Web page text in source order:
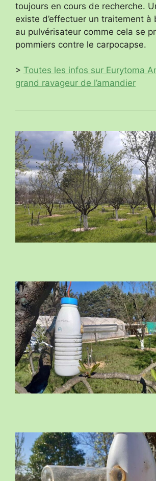
toujours en cours de recherche.
existe d’effectuer un traitement à
au pulvérisateur comme cela se
pommiers contre le carpocapse.
> Toutes les infos sur Eurytoma
grand ravageur de l’amandier